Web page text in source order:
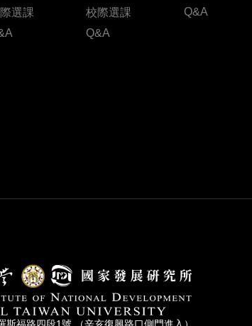
選課
校際選課
Q&A
Q&A